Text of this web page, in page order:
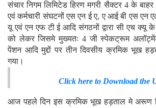
संचार निगम लिमिटेड हिरण मगरी सैक्टर 4 के बाहर
एवं कर्मचारी संघटनों एस एन ई ए, ए आई बी एस एन
यू एवं एन एफ टी ई आदि संगठनों द्वारा सी एच क्यू के
को लेकर जिसमे मुख्यतः 4 जी स्पेकट्रूम
पेंशन आदि मुद्दों पर तीन दिवसीय क्रमिक भूख
गया।
Click here to Download the
आज पहले दिन इस क्रमिक भूख हड़ताल मे अरूण